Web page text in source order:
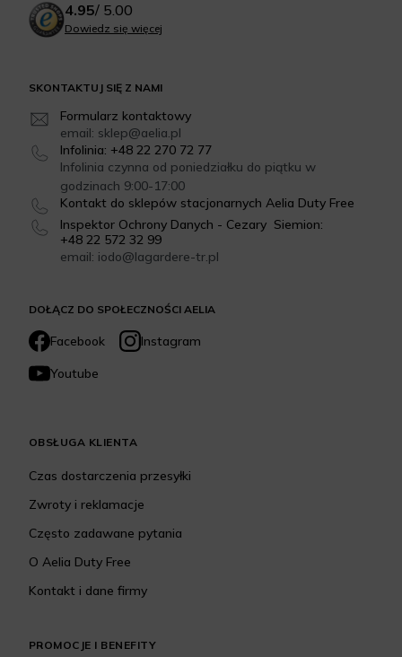
DOŁĄCZ DO SPOŁECZNOŚCI AELIA
Facebook
Instagram
Youtube
SKONTAKTUJ SIĘ Z NAMI
Formularz kontaktowy
email: sklep@aelia.pl
Infolinia: +48 22 270 72 77
Infolinia czynna od poniedziałku do piątku w
godzinach 9:00-17:00
Kontakt do sklepów stacjonarnych Aelia Duty Free
Inspektor Ochrony Danych - Cezary Siemion:
+48 22 572 32 99
email: iodo@lagardere-tr.pl
OBSŁUGA KLIENTA
Czas dostarczenia przesyłki
Zwroty i reklamacje
Często zadawane pytania
O Aelia Duty Free
Kontakt i dane firmy
PROMOCJE I BENEFITY
4.95/ 5.00
Dowiedz się więcej